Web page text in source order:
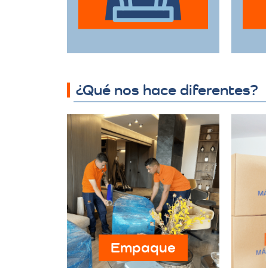
gran tamaño con el
¿Qué nos hace diferentes?
Empaque